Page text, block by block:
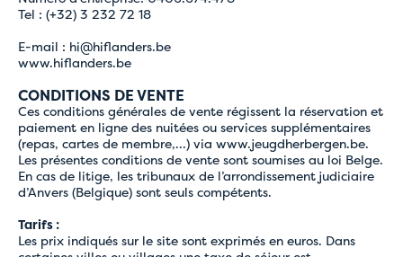
Tel : (+32) 3 232 72 18
E-mail : hi@hiflanders.be
www.hiflanders.be
CONDITIONS DE VENTE
Ces conditions générales de vente régissent la réservation et
paiement en ligne des nuitées ou services supplémentaires
(repas, cartes de membre,...) via www.jeugdherbergen.be.
Les présentes conditions de vente sont soumises au loi Belge.
En cas de litige, les tribunaux de l’arrondissement judiciaire
d’Anvers (Belgique) sont seuls compétents.
Tarifs :
Les prix indiqués sur le site sont exprimés en euros. Dans